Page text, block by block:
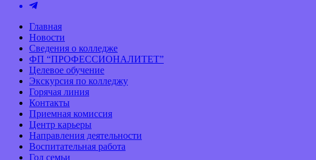
Главная
Новости
Сведения о колледже
ФП “ПРОФЕССИОНАЛИТЕТ”
Целевое обучение
Экскурсия по колледжу
Горячая линия
Контакты
Приемная комиссия
Центр карьеры
Направления деятельности
Воспитательная работа
Год семьи